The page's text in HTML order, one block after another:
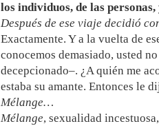
los individuos, de las
Después de ese viaje decidió
Exactamente. Y a la vuelta de
conocemos demasiado, usted
decepcionado‒. ¿A quién me
estaba su amante. Entonces le
Mélange…
Mélange, sexualidad